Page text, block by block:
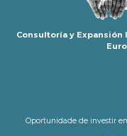
Consultoría y
Oportunidade de investir